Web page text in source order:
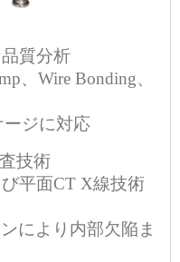
質分析
、Wire Bonding、
ジに対応
技術
平面CT X線技術
により内部欠陥ま